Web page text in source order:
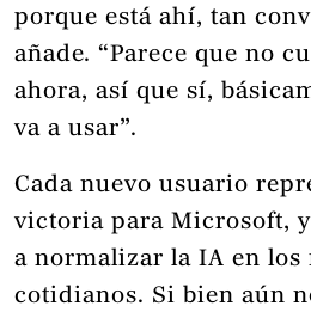
porque está ahí, tan
añade. “Parece que no
ahora, así que sí,
va a usar”.
Cada nuevo usuario
victoria para Microsoft,
a normalizar la IA en los
cotidianos. Si bien aún